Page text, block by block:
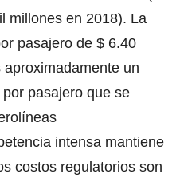
millones en 2018). La
pasajero de $ 6.40
un
pasajero que se
intensa mantiene
costos regulatorios son